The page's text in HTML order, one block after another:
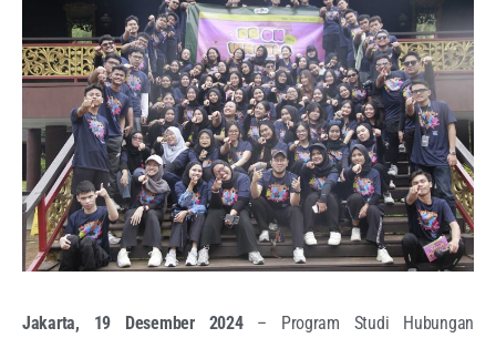
Jakarta, 19 Desember 2024– Program Studi Hubungan